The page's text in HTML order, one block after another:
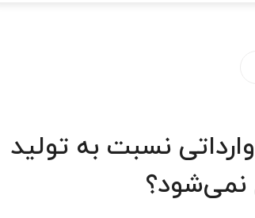
وارداتی نسبت به تولید
نمی‌شود؟